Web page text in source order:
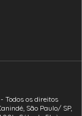
Todos os direitos
São Paulo/ SP,